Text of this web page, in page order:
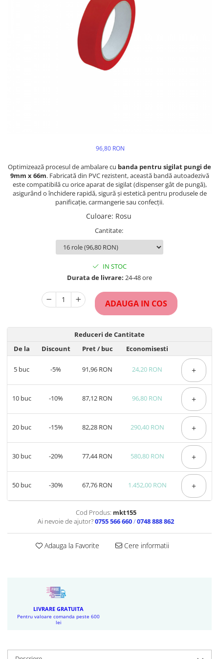
96,80 RON
Optimizează procesul de ambalare cu banda pentru sigilat pungi de
9mm x 66m. Fabricată din PVC rezistent, această bandă autoadezivă
este compatibilă cu orice aparat de sigilat (dispenser gât de pungă),
asigurând o închidere rapidă, sigură și estetică pentru produsele de
panificație, carmangerie sau confecții.
Culoare: Rosu
Cantitate:
IN STOC
Durata de livrare: 24-48 ore
ADAUGA IN COS
Reduceri de Cantitate
De la
Discount Pret/ buc Economisesti
5 buc -5% 91,96 RON 24,20 RON +
10buc -10% 87,12 RON 96,80 RON +
20buc -15% 82,28 RON 290,40 RON +
30buc -20% 77,44 RON 580,80 RON +
50buc -30% 67,76 RON 1.452,00 RON +
Cod Produs: mkt155
Ai nevoie de ajutor?0755 566 660/0748 888 862
Adauga la Favorite Cere informatii
LIVRARE GRATUITA
Pentru valoare comanda peste 600
lei